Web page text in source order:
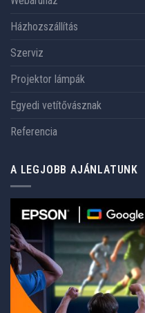
Házhozszállítás
Szerviz
Projektor lámpák
Egyedi vetítővásznak
Referencia
A LEGJOBB AJÁNLATUNK